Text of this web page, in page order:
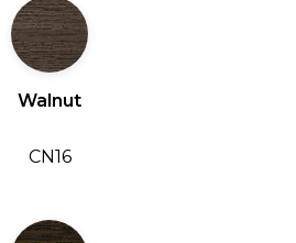
Walnut
CN16